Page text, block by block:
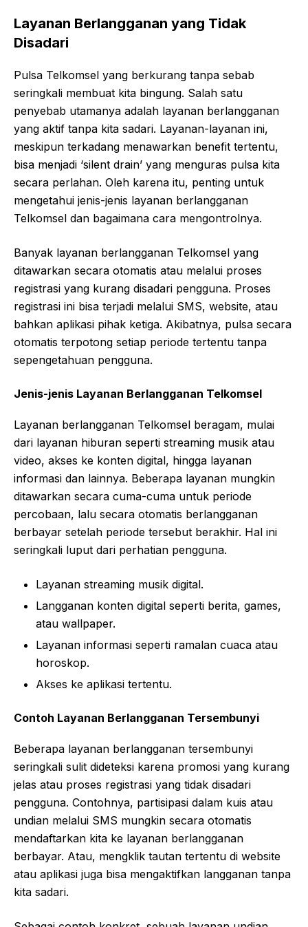
Layanan Berlangganan yang Tidak
Disadari
Pulsa Telkomsel yang berkurang tanpa sebab
seringkali membuat kita bingung. Salah satu
penyebab utamanya adalah layanan berlangganan
yang aktif tanpa kita sadari. Layanan-layanan ini,
meskipun terkadang menawarkan benefit tertentu,
bisa menjadi ‘silent drain’ yang menguras pulsa kita
secara perlahan. Oleh karena itu, penting untuk
mengetahui jenis-jenis layanan berlangganan
Telkomsel dan bagaimana cara mengontrolnya.
Banyak layanan berlangganan Telkomsel yang
ditawarkan secara otomatis atau melalui proses
registrasi yang kurang disadari pengguna. Proses
registrasi ini bisa terjadi melalui SMS, website, atau
bahkan aplikasi pihak ketiga. Akibatnya, pulsa secara
otomatis terpotong setiap periode tertentu tanpa
sepengetahuan pengguna.
Jenis-jenis Layanan Berlangganan Telkomsel
Layanan berlangganan Telkomsel beragam, mulai
dari layanan hiburan seperti streaming musik atau
video, akses ke konten digital, hingga layanan
informasi dan lainnya. Beberapa layanan mungkin
ditawarkan secara cuma-cuma untuk periode
percobaan, lalu secara otomatis berlangganan
berbayar setelah periode tersebut berakhir. Hal ini
seringkali luput dari perhatian pengguna.
Layanan streaming musik digital.
Langganan konten digital seperti berita, games,
atau wallpaper.
Layanan informasi seperti ramalan cuaca atau
horoskop.
Akses ke aplikasi tertentu.
Contoh Layanan Berlangganan Tersembunyi
Beberapa layanan berlangganan tersembunyi
seringkali sulit dideteksi karena promosi yang kurang
jelas atau proses registrasi yang tidak disadari
pengguna. Contohnya, partisipasi dalam kuis atau
undian melalui SMS mungkin secara otomatis
mendaftarkan kita ke layanan berlangganan
berbayar. Atau, mengklik tautan tertentu di website
atau aplikasi juga bisa mengaktifkan langganan tanpa
kita sadari.